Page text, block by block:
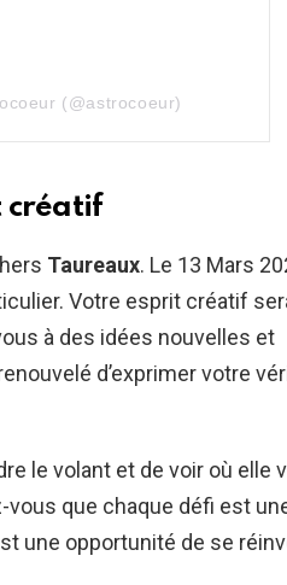
(@astrocoeur)
créatif
Taureaux. Le 13 Mars
Votre esprit créatif
à des idées nouvelles et
d’exprimer votre
le volant et de voir où elle
que chaque défi est
une opportunité de se